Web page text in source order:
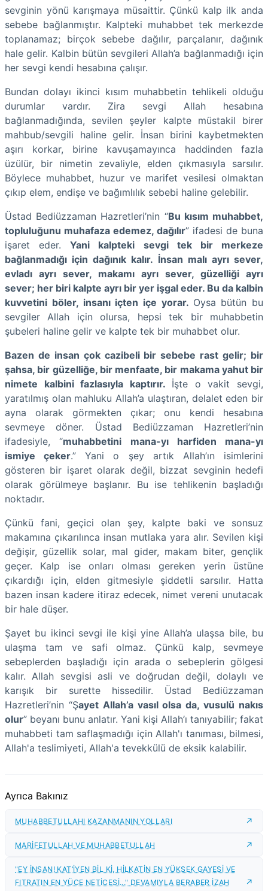
sevginin yönü karışmaya müsaittir. Çünkü kalp ilk anda
sebebe bağlanmıştır. Kalpteki muhabbet tek merkezde
toplanamaz; birçok sebebe dağılır, parçalanır, dağınık
hale gelir. Kalbin bütün sevgileri Allah’a bağlanmadığı için
her sevgi kendi hesabına çalışır.
Bundan dolayı ikinci kısım muhabbetin tehlikeli olduğu
durumlar vardır. Zira sevgi Allah hesabına
bağlanmadığında, sevilen şeyler kalpte müstakil birer
mahbub/sevgili haline gelir. İnsan birini kaybetmekten
aşırı korkar, birine kavuşamayınca haddinden fazla
üzülür, bir nimetin zevaliyle, elden çıkmasıyla sarsılır.
Böylece muhabbet, huzur ve marifet vesilesi olmaktan
çıkıp elem, endişe ve bağımlılık sebebi haline gelebilir.
Üstad Bediüzzaman Hazretleri’nin “Bu kısım muhabbet,
topluluğunu muhafaza edemez, dağılır” ifadesi de buna
işaret eder.Yani kalpteki sevgi tek bir merkeze
bağlanmadığı için dağınık kalır. İnsan malı ayrı sever,
evladı ayrı sever, makamı ayrı sever, güzelliği ayrı
sever; her biri kalpte ayrı bir yer işgal eder. Bu da kalbin
kuvvetini böler, insanı içten içe yorar. Oysa bütün bu
sevgiler Allah için olursa, hepsi tek bir muhabbetin
şubeleri haline gelir ve kalpte tek bir muhabbet olur.
Bazen de insan çok cazibeli bir sebebe rast gelir; bir
şahsa, bir güzelliğe, bir menfaate, bir makama yahut bir
nimete kalbini fazlasıyla kaptırır. İşte o vakit sevgi,
yaratılmış olan mahluku Allah’a ulaştıran, delalet eden bir
ayna olarak görmekten çıkar; onu kendi hesabına
sevmeye döner. Üstad Bediüzzaman Hazretleri’nin
ifadesiyle, “muhabbetini mana-yı harfiden mana-yı
ismiye çeker.” Yani o şey artık Allah’ın isimlerini
gösteren bir işaret olarak değil, bizzat sevginin hedefi
olarak görülmeye başlanır. Bu ise tehlikenin başladığı
noktadır.
Çünkü fani, geçici olan şey, kalpte baki ve sonsuz
makamına çıkarılınca insan mutlaka yara alır. Sevilen kişi
değişir, güzellik solar, mal gider, makam biter, gençlik
geçer. Kalp ise onları olması gereken yerin üstüne
çıkardığı için, elden gitmesiyle şiddetli sarsılır. Hatta
bazen insan kadere itiraz edecek, nimet vereni unutacak
bir hale düşer.
Şayet bu ikinci sevgi ile kişi yine Allah’a ulaşsa bile, bu
ulaşma tam ve safi olmaz. Çünkü kalp, sevmeye
sebeplerden başladığı için arada o sebeplerin gölgesi
kalır. Allah sevgisi asli ve doğrudan değil, dolaylı ve
karışık bir surette hissedilir. Üstad Bediüzzaman
Hazretleri’nin “Şayet Allah’a vasıl olsa da, vusulü nakıs
olur” beyanı bunu anlatır. Yani kişi Allah’ı tanıyabilir; fakat
muhabbeti tam saflaşmadığı için Allah'ı tanıması, bilmesi,
Allah'a teslimiyeti, Allah'a tevekkülü de eksik kalabilir.
Ayrıca Bakınız
MUHABBETULLAHI KAZANMANIN YOLLARI
MARİFETULLAH VE MUHABBETULLAH
"EY İNSAN! KAT‘İYEN BİL Kİ, HİLKATİN EN YÜKSEK GAYESİ VE
FITRATIN EN YÜCE NETİCESİ..." DEVAMIYLA BERABER İZAH